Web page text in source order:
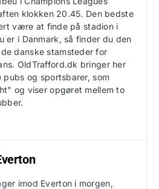
klokken 20.45. Den bedste
være at finde på stadion i
er i Danmark, så finder du den
danske stamsteder for
OldTrafford.dk bringer her
og sportsbarer, som
og viser opgøret mellem to
imod Everton i morgen,